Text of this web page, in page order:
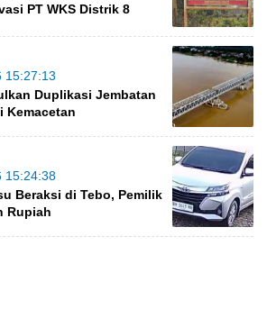
PT WKS Distrik 8
15:27:13
Duplikasi Jembatan
Kemacetan
15:24:38
Beraksi di Tebo, Pemilik
Rupiah